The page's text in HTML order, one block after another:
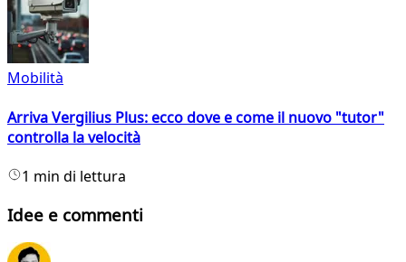
Mobilità
Arriva Vergilius Plus: ecco dove e come il nuovo "tutor"
controlla la velocità
1 min di lettura
Idee e commenti